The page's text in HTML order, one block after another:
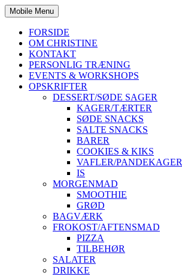
Mobile Menu
FORSIDE
OM CHRISTINE
KONTAKT
PERSONLIG TRÆNING
EVENTS & WORKSHOPS
OPSKRIFTER
DESSERT/SØDE SAGER
KAGER/TÆRTER
SØDE SNACKS
SALTE SNACKS
BARER
COOKIES & KIKS
VAFLER/PANDEKAGER
IS
MORGENMAD
SMOOTHIE
GRØD
BAGVÆRK
FROKOST/AFTENSMAD
PIZZA
TILBEHØR
SALATER
DRIKKE